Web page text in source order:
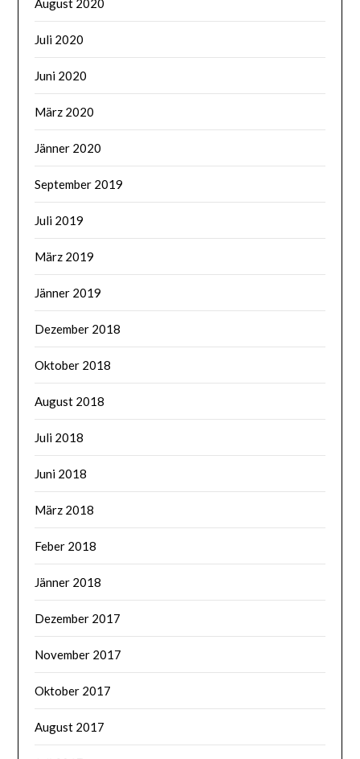
Juli 2020
Juni 2020
März 2020
Jänner 2020
September 2019
Juli 2019
März 2019
Jänner 2019
Dezember 2018
Oktober 2018
August 2018
Juli 2018
Juni 2018
März 2018
Feber 2018
Jänner 2018
Dezember 2017
November 2017
Oktober 2017
August 2017